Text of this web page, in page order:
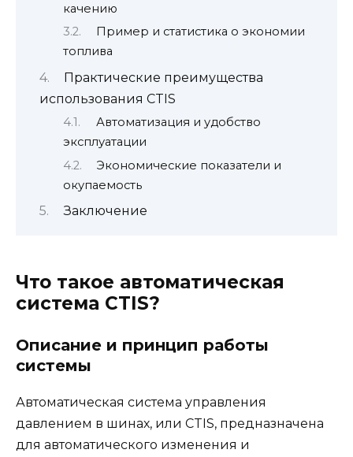
качению
Пример и статистика о экономии
топлива
Практические преимущества
использования CTIS
Автоматизация и удобство
эксплуатации
Экономические показатели и
окупаемость
Заключение
Что такое автоматическая
система CTIS?
Описание и принцип работы
системы
Автоматическая система управления
давлением в шинах, или CTIS, предназначена
для автоматического изменения и